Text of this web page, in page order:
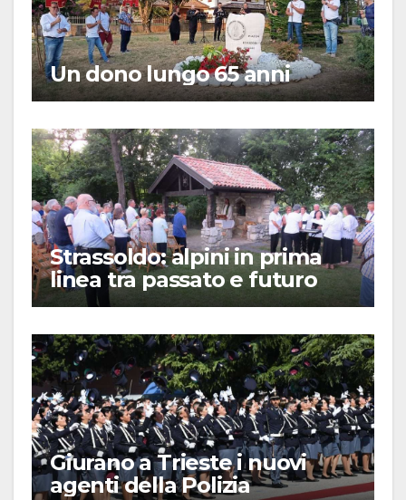
Un dono lungo 65 anni
Strassoldo: alpini in prima
linea tra passato e futuro
Giurano a Trieste i nuovi
agenti della Polizia